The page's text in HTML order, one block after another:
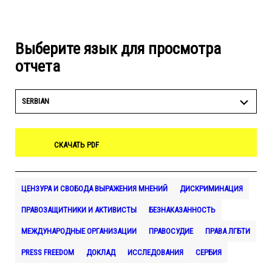
Выберите язык для просмотра
отчета
SERBIAN
СКАЧАТЬ PDF
ЦЕНЗУРА И СВОБОДА ВЫРАЖЕНИЯ МНЕНИЙ ДИСКРИМИНАЦИЯ
ПРАВОЗАЩИТНИКИ И АКТИВИСТЫ БЕЗНАКАЗАННОСТЬ
МЕЖДУНАРОДНЫЕ ОРГАНИЗАЦИИ ПРАВОСУДИЕ ПРАВА ЛГБТИ
PRESS FREEDOM ДОКЛАД ИССЛЕДОВАНИЯ СЕРБИЯ